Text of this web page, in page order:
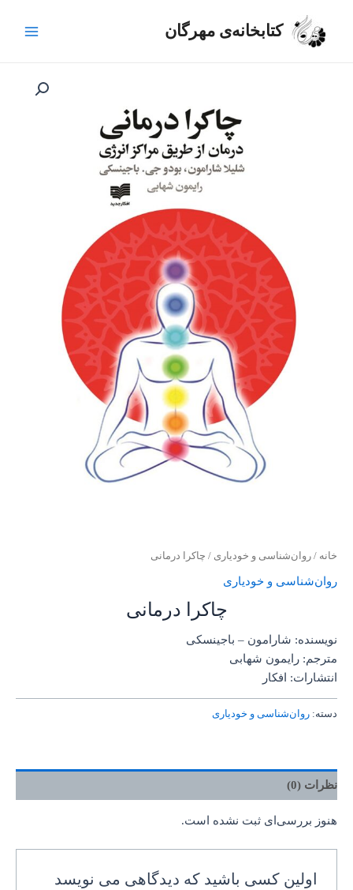
کتابخانه‌ی مهرگان
خانه / روان‌‌شناسی و خودیاری / چاکرا درمانی
روان‌‌شناسی و خودیاری
چاکرا درمانی
نویسنده: شارامون – باجینسکی
مترجم: رایمون شهابی
انتشارات: افکار
دسته: روان‌‌شناسی و خودیاری
نظرات (0)
هنوز بررسی‌ای ثبت نشده است.
اولین کسی باشید که دیدگاهی می نویسد